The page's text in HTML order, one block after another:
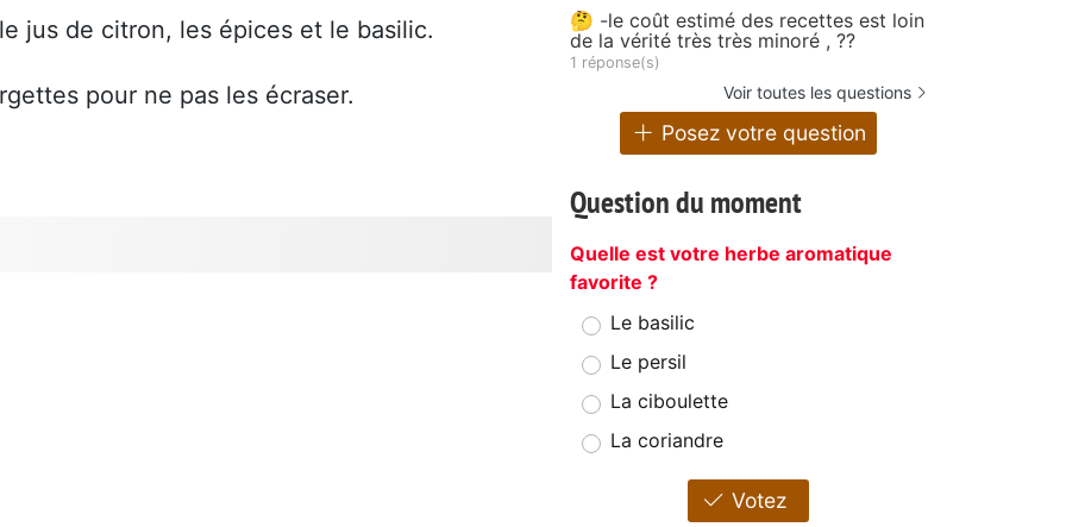
jus de citron, les épices et le basilic.
pour ne pas les écraser.
🤔 -le coût estimé des recettes est loin
de la vérité très très minoré , ??
1 réponse(s)
Voir toutes les questions
Posez votre question
Question du moment
Quelle est votre herbe aromatique
favorite ?
Le basilic
Le persil
La ciboulette
La coriandre
Votez